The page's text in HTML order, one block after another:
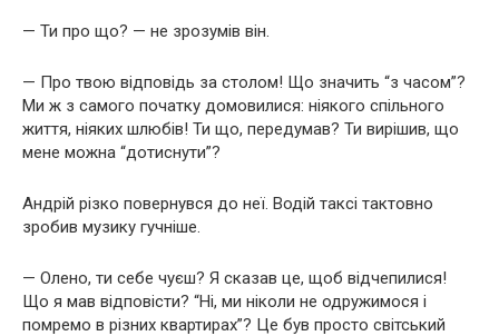
— Ти про що? — не зрозумів він.
— Про твою відповідь за столом! Що значить “з часом”?
Ми ж з самого початку домовилися: ніякого спільного
життя, ніяких шлюбів! Ти що, передумав? Ти вирішив, що
мене можна “дотиснути”?
Андрій різко повернувся до неї. Водій таксі тактовно
зробив музику гучніше.
— Олено, ти себе чуєш? Я сказав це, щоб відчепилися!
Що я мав відповісти? “Ні, ми ніколи не одружимося і
помремо в різних квартирах”? Це був просто світський